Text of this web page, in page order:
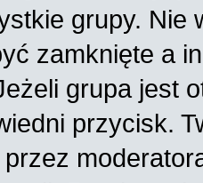
grupy. Nie
zamknięte a
grupa jest
przycisk.